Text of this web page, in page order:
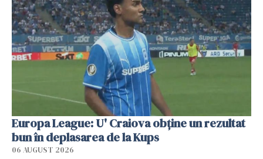
Europa League: U' Craiova obține un rezultat
bun în deplasarea de la Kups
06 AUGUST 2026